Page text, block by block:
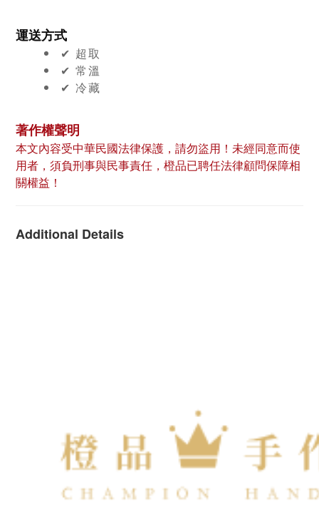
運送方式
✔︎ 超取
✔︎ 常溫
✔︎ 冷藏
著作權聲明
本文內容受中華民國法律保護，請勿盜用！未經同意而使
用者，須負刑事與民事責任，橙品已聘任法律顧問保障相
關權益！
Additional Details